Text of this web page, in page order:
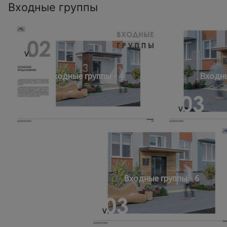
Входные группы
Входные группы - 4
Входные группы - 6